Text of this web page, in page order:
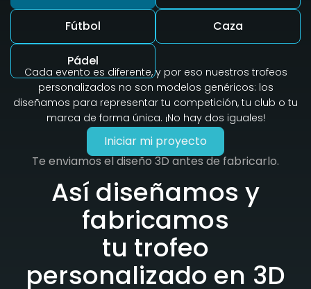
Fútbol Caza
Pádel
Cada evento es diferente, y por eso nuestros trofeos
personalizados no son modelos genéricos: los
diseñamos para representar tu competición, tu club o tu
marca de forma única. ¡No hay dos iguales!
Iniciar mi proyecto
Te enviamos el diseño 3D antes de fabricarlo.
Así diseñamos y
fabricamos
tu trofeo
personalizado en 3D